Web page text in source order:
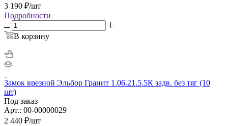
3 190 ₽/шт
Подробности
В корзину
Замок врезной Эльбор Гранит 1.06.21.5.5К задв. без тяг (10
шт)
Под заказ
Арт.: 00-00000029
2 440 ₽/шт